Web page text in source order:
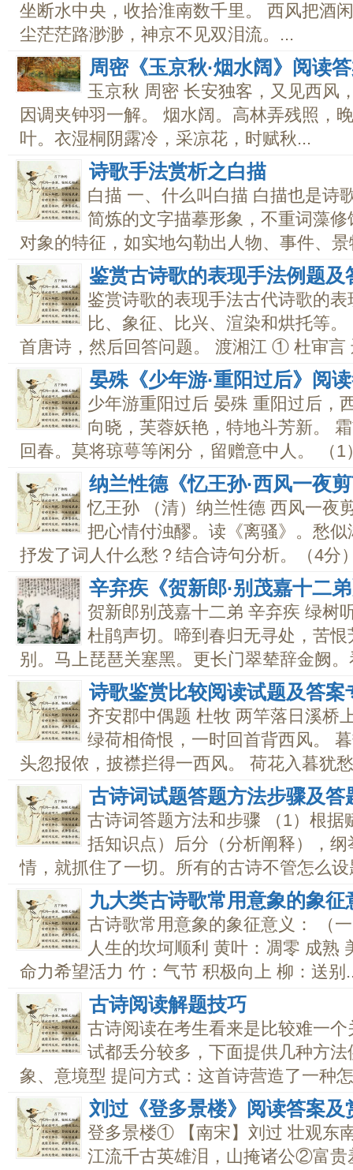
坐断水中央，收拾淮南数千里。 西风把酒
尘茫茫路渺渺，神京不见双泪流。...
周密《玉京秋·烟水阔》阅读
玉京秋 周密 长安独客，又见西风
因调夹钟羽一解。 烟水阔。高林弄残照，
叶。衣湿桐阴露冷，采凉花，时赋秋...
诗歌手法赏析之白描
白描 一、什么叫白描 白描也是诗
简炼的文字描摹形象，不重词藻
对象的特征，如实地勾勒出人物、事件、景
鉴赏古诗歌的表现手法例题及
鉴赏诗歌的表现手法古代诗歌的
比、象征、比兴、渲染和烘托等
首唐诗，然后回答问题。 渡湘江 ① 杜审言
晏殊《少年游·重阳过后》阅
少年游重阳过后 晏殊 重阳过后，
向晓，芙蓉妖艳，特地斗芳新。
回春。莫将琼萼等闲分，留赠意中人。 （1
纳兰性德《忆王孙·西风一夜
忆王孙 （清）纳兰性德 西风一夜
把心情付浊醪。读《离骚》。愁
抒发了词人什么愁？结合诗句分析。（4分
辛弃疾《贺新郎·别茂嘉十二
贺新郎别茂嘉十二弟 辛弃疾 绿树
杜鹃声切。啼到春归无寻处，苦
别。马上琵琶关塞黑。更长门翠辇辞金阙。
诗歌鉴赏比较阅读试题及答案
齐安郡中偶题 杜牧 两竿落日溪桥
绿荷相倚恨，一时回首背西风。
头忽报侬，披襟拦得一西风。 荷花入暮犹
古诗词试题答题方法步骤及答
古诗词答题方法和步骤 （1）根据
括知识点）后分（分析阐释），
情，就抓住了一切。所有的古诗不管怎么
九大类古诗歌常用意象的象征
古诗歌常用意象的象征意义： （
人生的坎坷顺利 黄叶：凋零 成熟
命力希望活力 竹：气节 积极向上 柳：送别
古诗阅读解题技巧
古诗阅读在考生看来是比较难一
试都丢分较多，下面提供几种方
象、意境型 提问方式：这首诗营造了一种
刘过《登多景楼》阅读答案及
登多景楼① 【南宋】刘过 壮观东
江流千古英雄泪，山掩诸公②富贵